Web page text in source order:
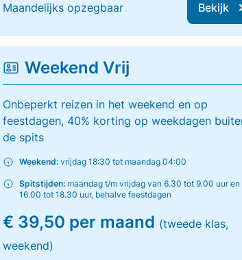
Maandelijks opzegbaar Bekijk
Weekend Vrij
Onbeperkt reizen in het weekend en op
feestdagen, 40% korting op weekdagen
de spits
Weekend: vrijdag 18:30 tot maandag 04:00
Spitstijden: maandag t/m vrijdag van 6.30 tot 9.00 uur en
16.00 tot 18.30 uur, behalve feestdagen
€ 39,50 per maand (tweede klas,
weekend)